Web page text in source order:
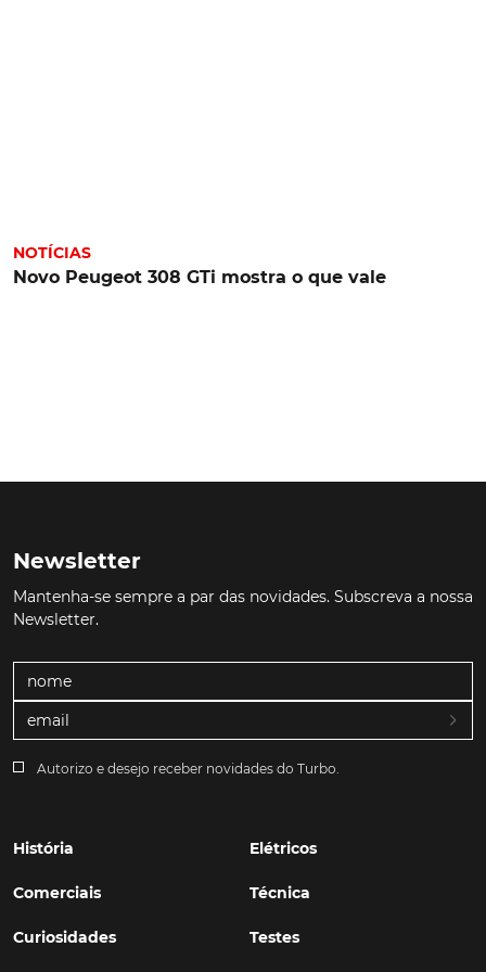
NOTÍCIAS
Novo Peugeot 308 GTi mostra o que vale
Newsletter
Mantenha-se sempre a par das novidades. Subscreva a nossa
Newsletter.
Autorizo e desejo receber novidades do Turbo.
História
Comerciais
Curiosidades
Elétricos
Técnica
Testes